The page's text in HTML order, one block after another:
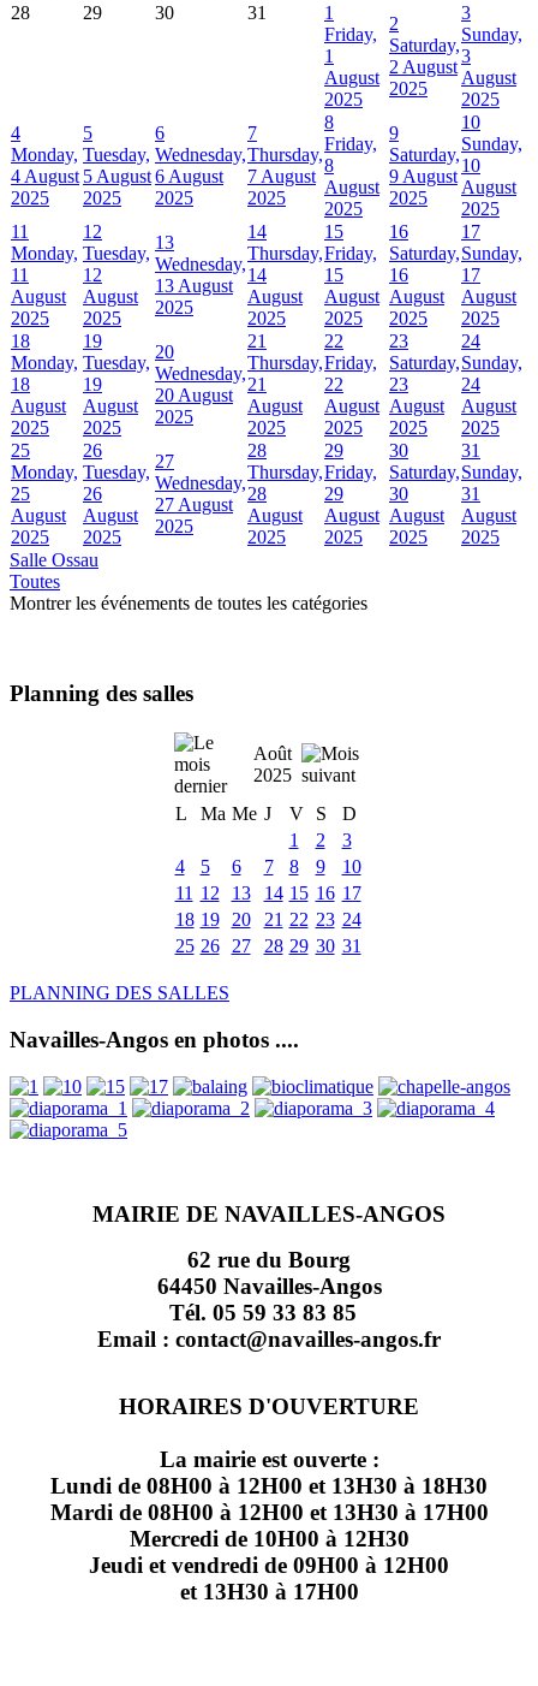
28
29 30 31
1
Friday,
1
August
2025
2
Saturday,
2 August
2025
3
Sunday,
3
August
2025
4
Monday,
4 August
2025
5
Tuesday,
5 August
2025
6
Wednesday,
6 August
2025
7
Thursday,
7 August
2025
8
Friday,
8
August
2025
9
Saturday,
9 August
2025
10
Sunday,
10
August
2025
11
Monday,
11
August
2025
12
Tuesday,
12
August
2025
13
Wednesday,
13 August
2025
14
Thursday,
14
August
2025
15
Friday,
15
August
2025
16
Saturday,
16
August
2025
17
Sunday,
17
August
2025
18
Monday,
18
August
2025
19
Tuesday,
19
August
2025
20
Wednesday,
20 August
2025
21
Thursday,
21
August
2025
22
Friday,
22
August
2025
23
Saturday,
23
August
2025
24
Sunday,
24
August
2025
25
Monday,
25
August
2025
26
Tuesday,
26
August
2025
27
Wednesday,
27 August
2025
28
Thursday,
28
August
2025
29
Friday,
29
August
2025
30
Saturday,
30
August
2025
31
Sunday,
31
August
2025
Salle Ossau
Toutes
Montrer les événements de toutes les catégories
Planning des salles
Août
2025
L
Ma Me J V S
D
1
2
3
4
5 6 7 8 9
10
11 12 13 14 15 16 17
18 19 20 21 22 23 24
25 26 27 28 29 30 31
PLANNING DES SALLES
Navailles-Angos en photos ....
MAIRIE DE NAVAILLES-ANGOS
62 rue du Bourg
64450 Navailles-Angos
Tél. 05 59 33 83 85
Email : contact@navailles-angos.fr
HORAIRES D'OUVERTURE
La mairie est ouverte :
Lundi de 08H00 à 12H00 et 13H30 à 18H30
Mardi de 08H00 à 12H00 et 13H30 à 17H00
Mercredi de 10H00 à 12H30
Jeudi et vendredi de 09H00 à 12H00
et 13H30 à 17H00